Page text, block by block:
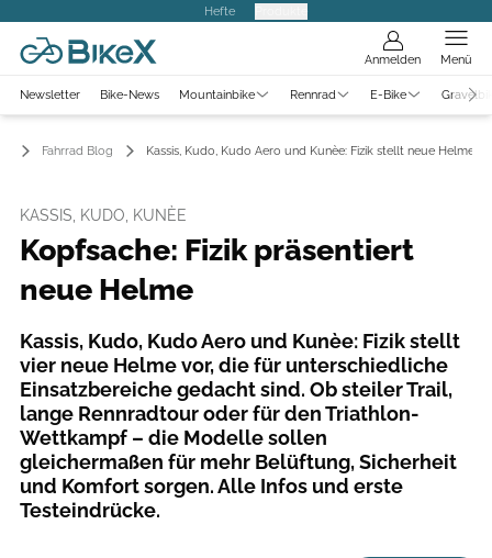
Hefte
Anmelden Menü
Newsletter Bike-News Mountainbike Rennrad E-Bike
Fahrrad Blog Kassis, Kudo, Kudo Aero und Kunèe: Fizik stellt neue Helme
KASSIS, KUDO, KUNÈE
Kopfsache: Fizik präsentiert
neue Helme
Kassis, Kudo, Kudo Aero und Kunèe: Fizik stellt
vier neue Helme vor, die für unterschiedliche
Einsatzbereiche gedacht sind. Ob steiler Trail,
lange Rennradtour oder für den Triathlon-
Wettkampf – die Modelle sollen
gleichermaßen für mehr Belüftung, Sicherheit
und Komfort sorgen. Alle Infos und erste
Testeindrücke.